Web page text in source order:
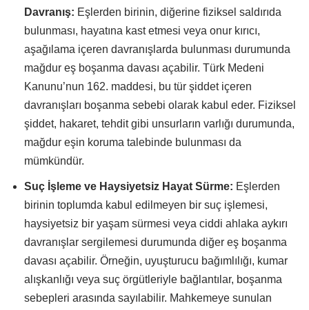
Davranış: Eşlerden birinin, diğerine fiziksel saldırıda
bulunması, hayatına kast etmesi veya onur kırıcı,
aşağılama içeren davranışlarda bulunması durumunda
mağdur eş boşanma davası açabilir. Türk Medeni
Kanunu’nun 162. maddesi, bu tür şiddet içeren
davranışları boşanma sebebi olarak kabul eder. Fiziksel
şiddet, hakaret, tehdit gibi unsurların varlığı durumunda,
mağdur eşin koruma talebinde bulunması da
mümkündür.
Suç İşleme ve Haysiyetsiz Hayat Sürme: Eşlerden
birinin toplumda kabul edilmeyen bir suç işlemesi,
haysiyetsiz bir yaşam sürmesi veya ciddi ahlaka aykırı
davranışlar sergilemesi durumunda diğer eş boşanma
davası açabilir. Örneğin, uyuşturucu bağımlılığı, kumar
alışkanlığı veya suç örgütleriyle bağlantılar, boşanma
sebepleri arasında sayılabilir. Mahkemeye sunulan